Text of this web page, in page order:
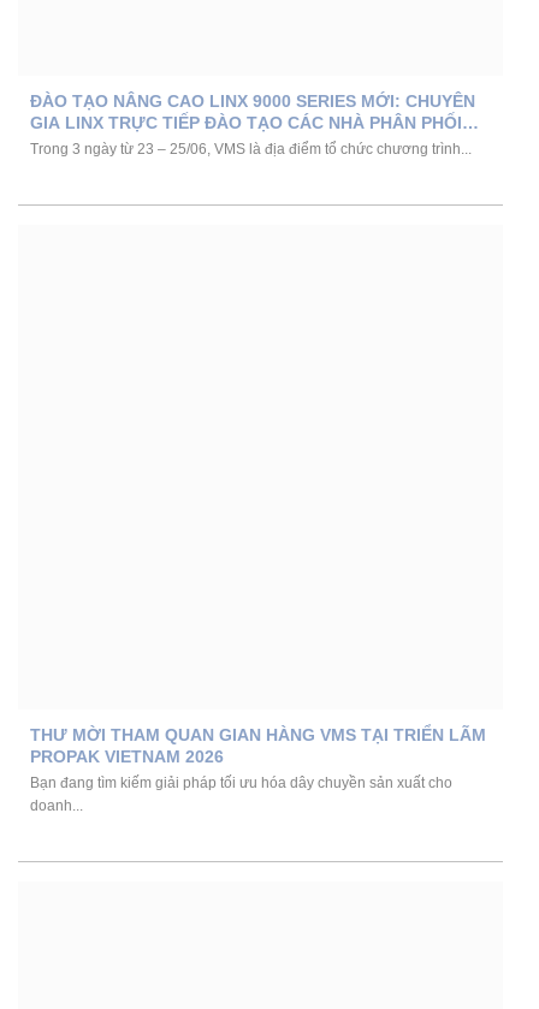
ĐÀO TẠO NÂNG CAO LINX 9000 SERIES MỚI: CHUYÊN
GIA LINX TRỰC TIẾP ĐÀO TẠO CÁC NHÀ PHÂN PHỐI
CHÂU Á TẠI VMS
Trong 3 ngày từ 23 – 25/06, VMS là địa điểm tổ chức chương trình...
THƯ MỜI THAM QUAN GIAN HÀNG VMS TẠI TRIỂN LÃM
PROPAK VIETNAM 2026
Bạn đang tìm kiếm giải pháp tối ưu hóa dây chuyền sản xuất cho
doanh...